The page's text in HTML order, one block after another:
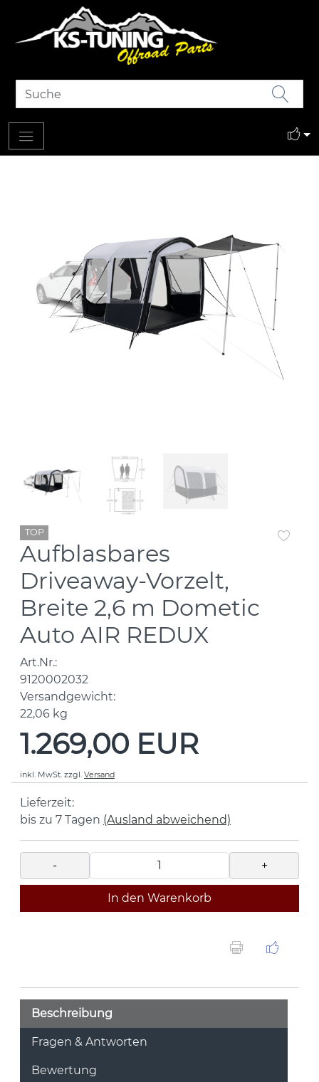
TOP
Aufblasbares
Driveaway-Vorzelt,
Breite 2,6 m Dometic
Auto AIR REDUX
Art.Nr.:
9120002032
Versandgewicht:
22,06 kg
1.269,00 EUR
inkl. MwSt. zzgl. Versand
Lieferzeit:
bis zu 7 Tagen (Ausland abweichend)
- +
In den Warenkorb
Beschreibung
Fragen & Antworten
Bewertung